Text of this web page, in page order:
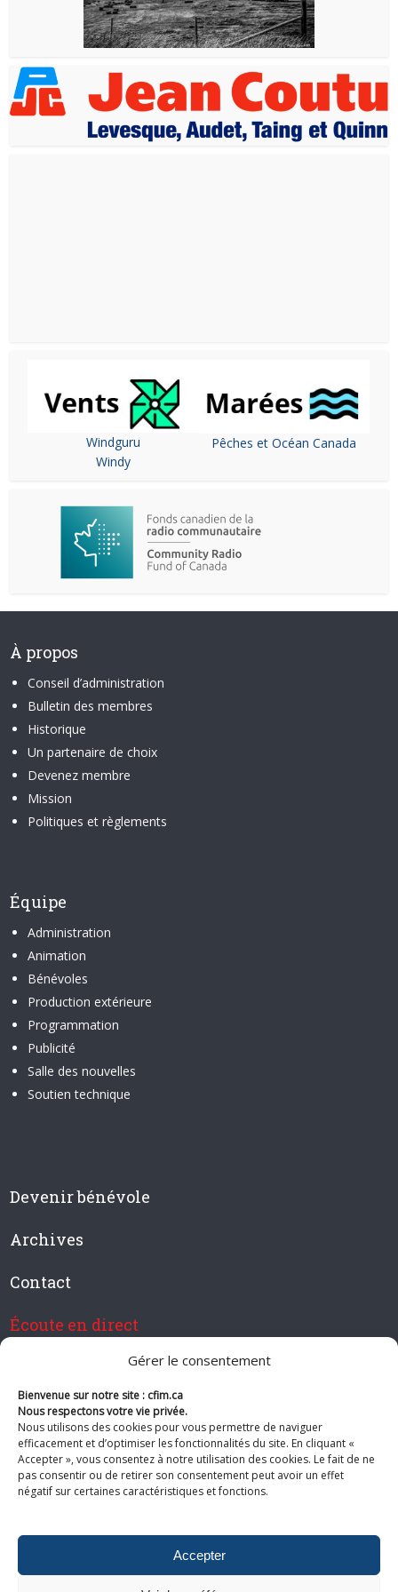
Gérer le consentement
Bienvenue sur notre site : cfim.ca
Nous respectons votre vie privée.
Nous utilisons des cookies pour vous permettre de naviguer
efficacement et d’optimiser les fonctionnalités du site. En cliquant «
Accepter », vous consentez à notre utilisation des cookies. Le fait de ne
pas consentir ou de retirer son consentement peut avoir un effet
négatif sur certaines caractéristiques et fonctions.
Accepter
Windguru
Windy
Pêches et Océan Canada
À propos
Conseil d’administration
Bulletin des membres
Historique
Un partenaire de choix
Devenez membre
Mission
Politiques et règlements
Équipe
Administration
Animation
Bénévoles
Production extérieure
Programmation
Publicité
Salle des nouvelles
Soutien technique
Devenir bénévole
Archives
Contact
Écoute en direct
Devenir membre de CFIM
Suivez-nous